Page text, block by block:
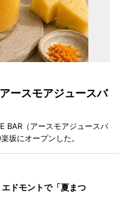
ースモアジュースバ
BAR（アースモアジュースバ
坂にオープンした。
ドモントで「夏まつ